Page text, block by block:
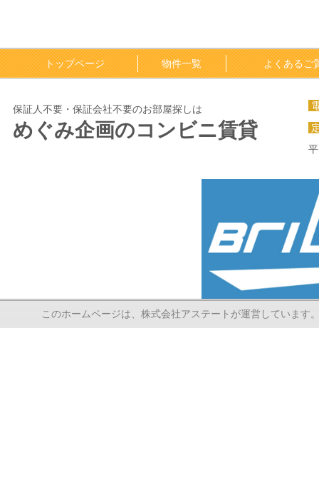
トップページ 物件一覧 よくあるご
保証人不要・保証会社不要のお部屋探しは
めぐみ企画のコンビニ賃貸
このホームページは、株式会社アステートが運営していま